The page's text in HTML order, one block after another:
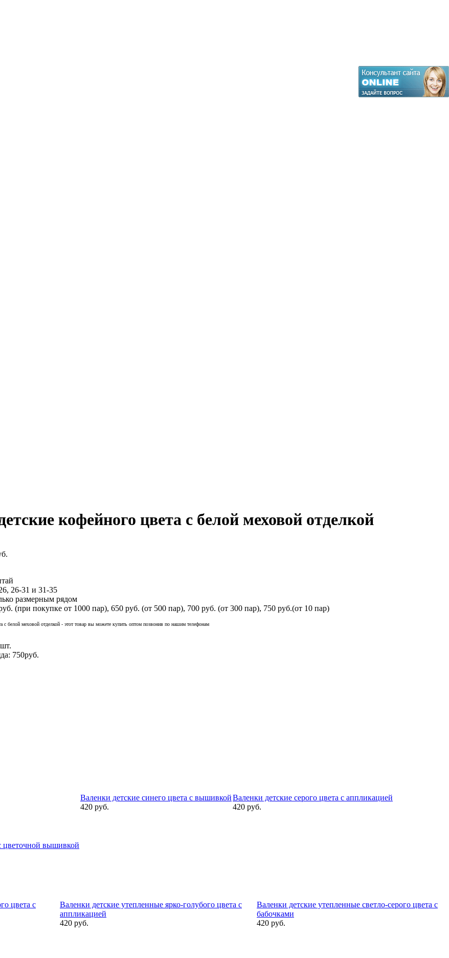
кофейного цвета с белой меховой отделкой
26-31 и 31-35
размерным рядом
(при покупке от 1000 пар), 650 руб. (от 500 пар), 700 руб. (от 300 пар), 750 руб.(от 10 пар)
с белой меховой отделкой - этот товар вы можете купить оптом позвонив по нашим телефонам
750руб.
цветочной вышивкой
Валенки детские синего цвета с вышивкой
420 руб.
Валенки детские серого цвета с аппликацией
420 руб.
цвета с
Валенки детские утепленные ярко-голубого цвета с
аппликацией
420 руб.
Валенки детские утепленные светло-серого цвета с
бабочками
420 руб.